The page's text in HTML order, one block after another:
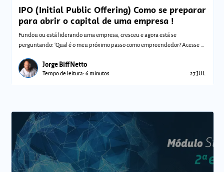
IPO (Initial Public Offering) Como se preparar
para abrir o capital de uma empresa !
Fundou ou está liderando uma empresa, cresceu e agora está se
perguntando: 'Qual é o meu próximo passo como empreendedor? Acesse e
Jorge Biff Netto
Tempo de leitura: 6 minutos 27 JUL.